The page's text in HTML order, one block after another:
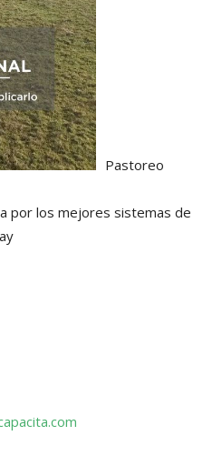
Pastoreo
por los mejores sistemas de